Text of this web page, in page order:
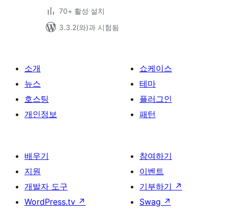
70+ 활성 설치
3.3.2(와)과 시험됨
소개
뉴스
호스팅
개인정보
쇼케이스
테마
플러그인
패턴
배우기
지원
개발자 도구
WordPress.tv ↗
참여하기
이벤트
기부하기 ↗
Swag ↗